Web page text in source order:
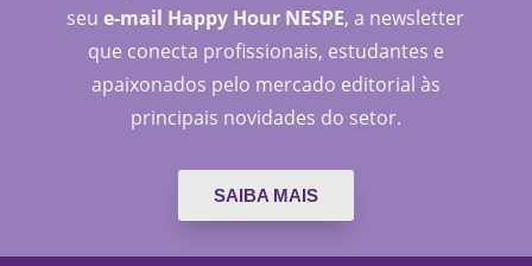
seue-mail Happy Hour NESPE, a newsletter
que conecta profissionais, estudantes e
apaixonados pelo mercado editorial às
principais novidades do setor.
SAIBA MAIS